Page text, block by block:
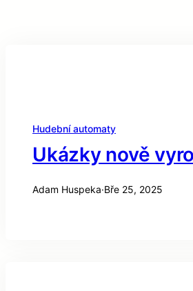
Hudební automaty
Ukázky nově
Adam Huspeka·Bře 25, 2025